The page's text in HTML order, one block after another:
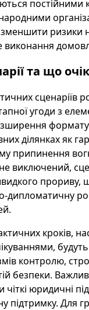
постійними
ризики
виконання
та що
сценаріїв
угоди з
ділянках як
припинення
виключений,
прориву,
дипломатичну
кроків,
контролю,
безпеки.
юридичні
підтримку. Для